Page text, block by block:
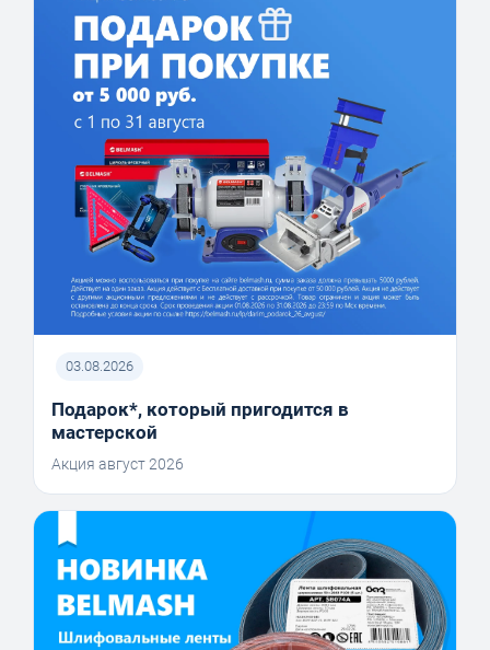
03.08.2026
Подарок*, который пригодится в
мастерской
Акция август 2026